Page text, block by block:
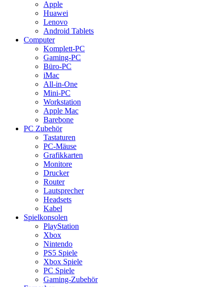
Apple
Huawei
Lenovo
Android Tablets
Computer
Komplett-PC
Gaming-PC
Büro-PC
iMac
All-in-One
Mini-PC
Workstation
Apple Mac
Barebone
PC Zubehör
Tastaturen
PC-Mäuse
Grafikkarten
Monitore
Drucker
Router
Lautsprecher
Headsets
Kabel
Spielkonsolen
PlayStation
Xbox
Nintendo
PS5 Spiele
Xbox Spiele
PC Spiele
Gaming-Zubehör